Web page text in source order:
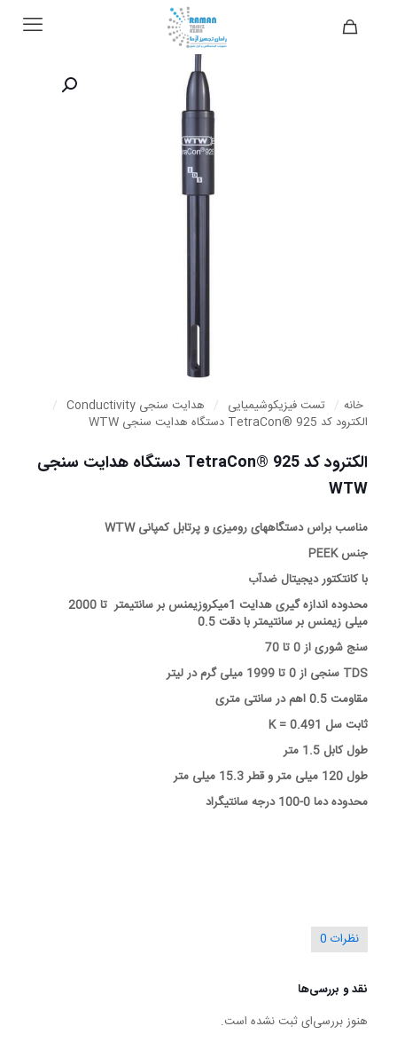
خانه / تست فیزیکوشیمیایی / هدایت سنجی Conductivity
/
الکترود کد TetraCon® 925 دستگاه هدایت سنجی WTW
الکترود کد TetraCon® 925 دستگاه هدایت سنجی
WTW
مناسب براس دستگاههای رومیزی و پرتابل کمپانی WTW
جنس PEEK
با کانتکتور دیجیتال ضدآب
محدوده اندازه گیری هدایت 1میکروزیمنس بر سانتیمتر تا 2000
میلی زیمنس بر سانتیمتر با دقت 0.5
سنج شوری از 0 تا 70
TDS سنجی از 0 تا 1999 میلی گرم در لیتر
مقاومت 0.5 اهم در سانتی متری
ثابت سل K = 0.491
طول کابل 1.5 متر
طول 120 میلی متر و قطر 15.3 میلی متر
محدوده دما 0-100 درجه سانتیگراد
نظرات 0
نقد و بررسی‌ها
هنوز بررسی‌ای ثبت نشده است.